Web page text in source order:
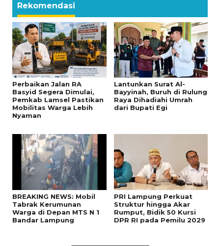
Rekomendasi
Perbaikan Jalan RA
Basyid Segera Dimulai,
Pemkab Lamsel Pastikan
Mobilitas Warga Lebih
Nyaman
Lantunkan Surat Al-
Bayyinah, Buruh di Rulung
Raya Dihadiahi Umrah
dari Bupati Egi
BREAKING NEWS: Mobil
Tabrak Kerumunan
Warga di Depan MTS N 1
Bandar Lampung
PRI Lampung Perkuat
Struktur hingga Akar
Rumput, Bidik 50 Kursi
DPR RI pada Pemilu 2029